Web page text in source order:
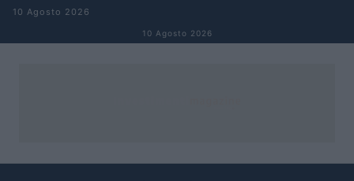
Salta al contenuto
10 Agosto 2026
10 Agosto 2026